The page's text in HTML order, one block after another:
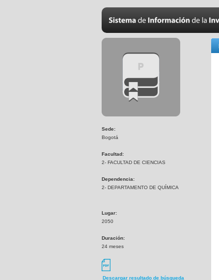
Sede:
Bogotá
Facultad:
2- FACULTAD DE CIENCIAS
Dependencia:
2- DEPARTAMENTO DE QUÍMICA
Lugar:
2050
Duración:
24 meses
Descargar resultado de búsqueda